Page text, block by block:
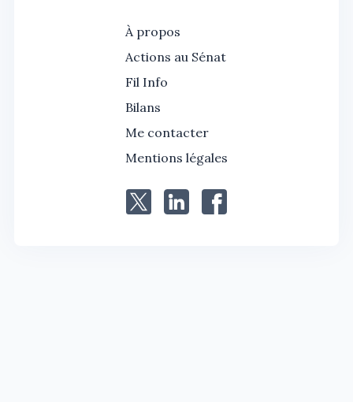
À propos
Actions au Sénat
Fil Info
Bilans
Me contacter
Mentions légales